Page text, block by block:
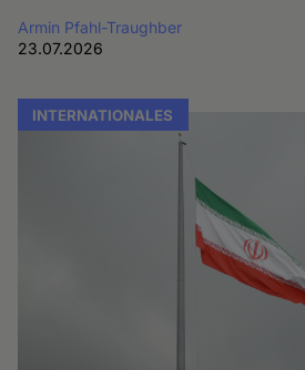
Armin Pfahl-Traughber
23.07.2026
INTERNATIONALES